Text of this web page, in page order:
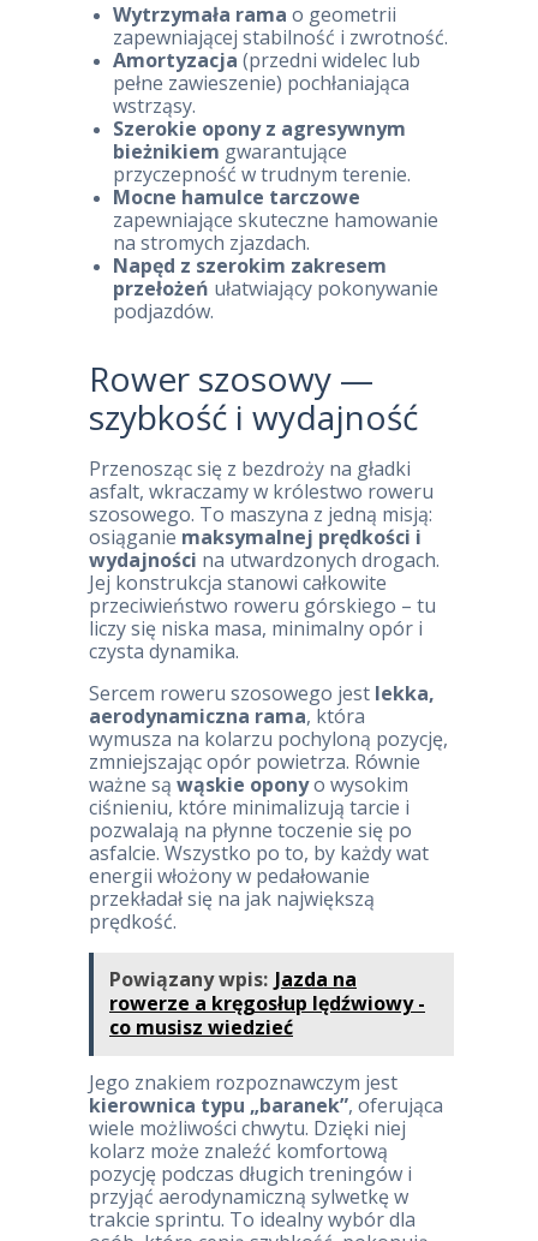
Wytrzymała rama o geometrii
zapewniającej stabilność i zwrotność.
Amortyzacja (przedni widelec lub
pełne zawieszenie) pochłaniająca
wstrząsy.
Szerokie opony z agresywnym
bieżnikiem gwarantujące
przyczepność w trudnym terenie.
Mocne hamulce tarczowe
zapewniające skuteczne hamowanie
na stromych zjazdach.
Napęd z szerokim zakresem
przełożeń ułatwiający pokonywanie
podjazdów.
Rower szosowy —
szybkość i wydajność
Przenosząc się z bezdroży na gładki
asfalt, wkraczamy w królestwo roweru
szosowego. To maszyna z jedną misją:
osiąganie maksymalnej prędkości i
wydajności na utwardzonych drogach.
Jej konstrukcja stanowi całkowite
przeciwieństwo roweru górskiego – tu
liczy się niska masa, minimalny opór i
czysta dynamika.
Sercem roweru szosowego jest lekka,
aerodynamiczna rama, która
wymusza na kolarzu pochyloną pozycję,
zmniejszając opór powietrza. Równie
ważne są wąskie oponyo wysokim
ciśnieniu, które minimalizują tarcie i
pozwalają na płynne toczenie się po
asfalcie. Wszystko po to, by każdy wat
energii włożony w pedałowanie
przekładał się na jak największą
prędkość.
Powiązany wpis: Jazda na
rowerze a kręgosłup lędźwiowy -
co musisz wiedzieć
Jego znakiem rozpoznawczym jest
kierownica typu „baranek”, oferująca
wiele możliwości chwytu. Dzięki niej
kolarz może znaleźć komfortową
pozycję podczas długich treningów i
przyjąć aerodynamiczną sylwetkę w
trakcie sprintu. To idealny wybór dla